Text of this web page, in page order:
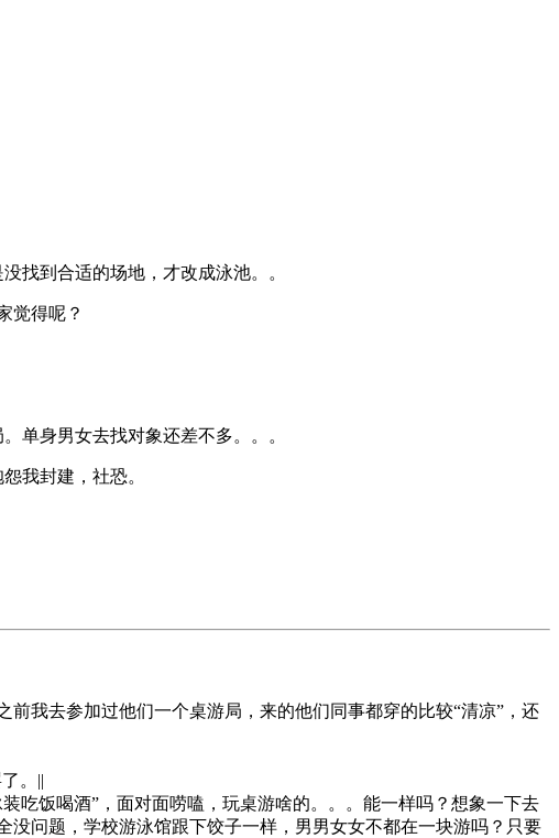
找到合适的场地，才改成泳池。。
觉得呢？
单身男女去找对象还差不多。。。
我封建，社恐。
我去参加过他们一个桌游局，来的他们同事都穿的比较“清凉”，还
。||
吃饭喝酒”，面对面唠嗑，玩桌游啥的。。。能一样吗？想象一下去
没问题，学校游泳馆跟下饺子一样，男男女女不都在一块游吗？只要